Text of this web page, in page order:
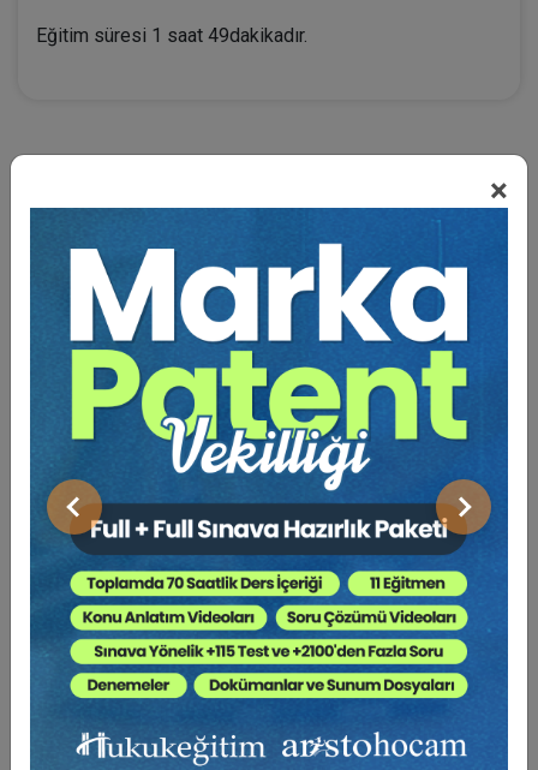
×
Önceki Sonraki
Eğitim süresi 1 saat 49dakikadır.
Video Eğitim Abonesi Ol: Sadece 5490 TL / Yıllık
Hukuk Eğitim
İcra İflas Hukukunda Güncel Meseleler 2023 (2